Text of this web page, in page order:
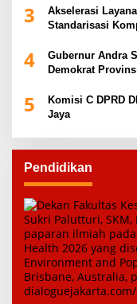
3
Akselerasi
Standarisasi
4
Gubernur Andra
Demokrat
5
Komisi C DPRD
Jaya
Pendidikan